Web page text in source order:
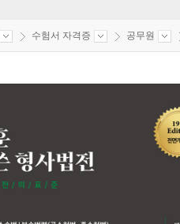
수험서 자격증 공무원